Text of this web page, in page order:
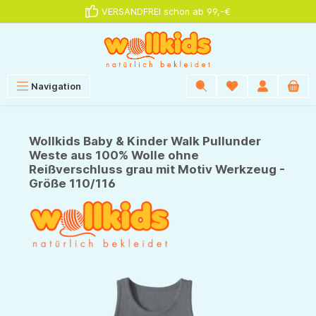
VERSANDFREI schon ab 99,-€
Navigation
Wollkids Baby & Kinder Walk Pullunder
Weste aus 100% Wolle ohne
Reißverschluss grau mit Motiv Werkzeug -
Größe 110/116
Bildergalerie überspringen